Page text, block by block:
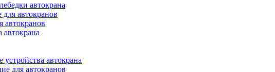
автокрана
автокранов
автокранов
автокрана
для автокранов